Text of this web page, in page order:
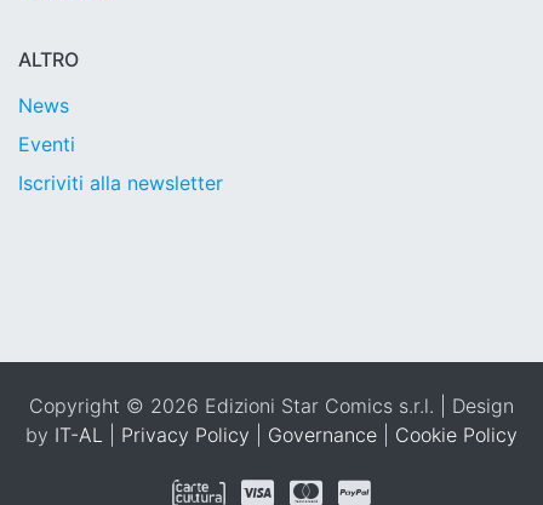
ALTRO
News
Eventi
Iscriviti alla newsletter
Copyright © 2026 Edizioni Star Comics s.r.l. | Design
by IT-AL Privacy Policy Governance Cookie Policy